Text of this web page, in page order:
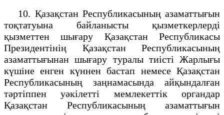
10. Қазақстан Республикасының азаматтығын
тоқтатуына байланысты қызметкерлерді
қызметтен шығару Қазақстан Республикасы
Президентінің Қазақстан Республикасының
азаматтығынан шығару туралы тиісті Жарлығы
күшіне енген күннен бастап немесе Қазақстан
Республикасының заңнамасында айқындалған
тəртіппен уəкілетті мемлекеттік органдар
Қазақстан Республикасының азаматтығын